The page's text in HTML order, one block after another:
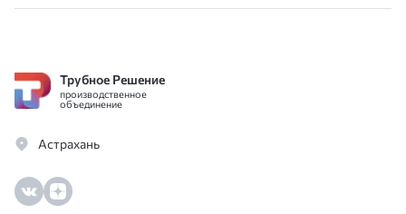
Трубное Решение
производственное
объединение
Астрахань